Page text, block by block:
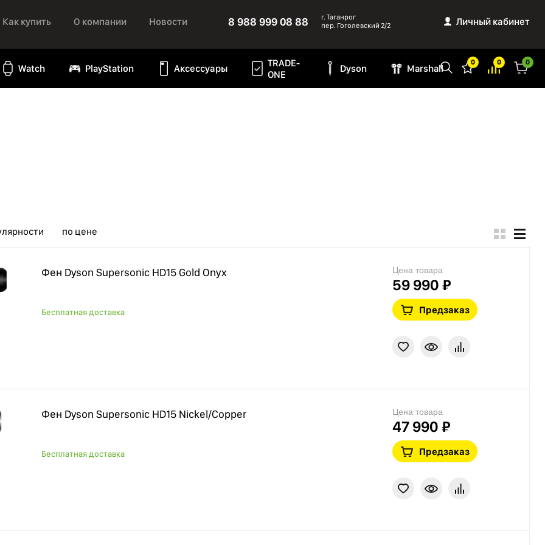
Как купить О компании Новости 8 988 999 08 88
г. Таганрог
пер. Гоголевский 2/2
Личный кабинет
Watch PlayStation Аксессуары
TRADE-
ONE
Dyson Marshall
0 0 0
по цене
Фен Dyson Supersonic HD15 Gold Onyx
Бесплатная доставка
Цена товара
59 990 ₽
Предзаказ
Фен Dyson Supersonic HD15 Nickel/Copper
Бесплатная доставка
Цена товара
47 990 ₽
Предзаказ